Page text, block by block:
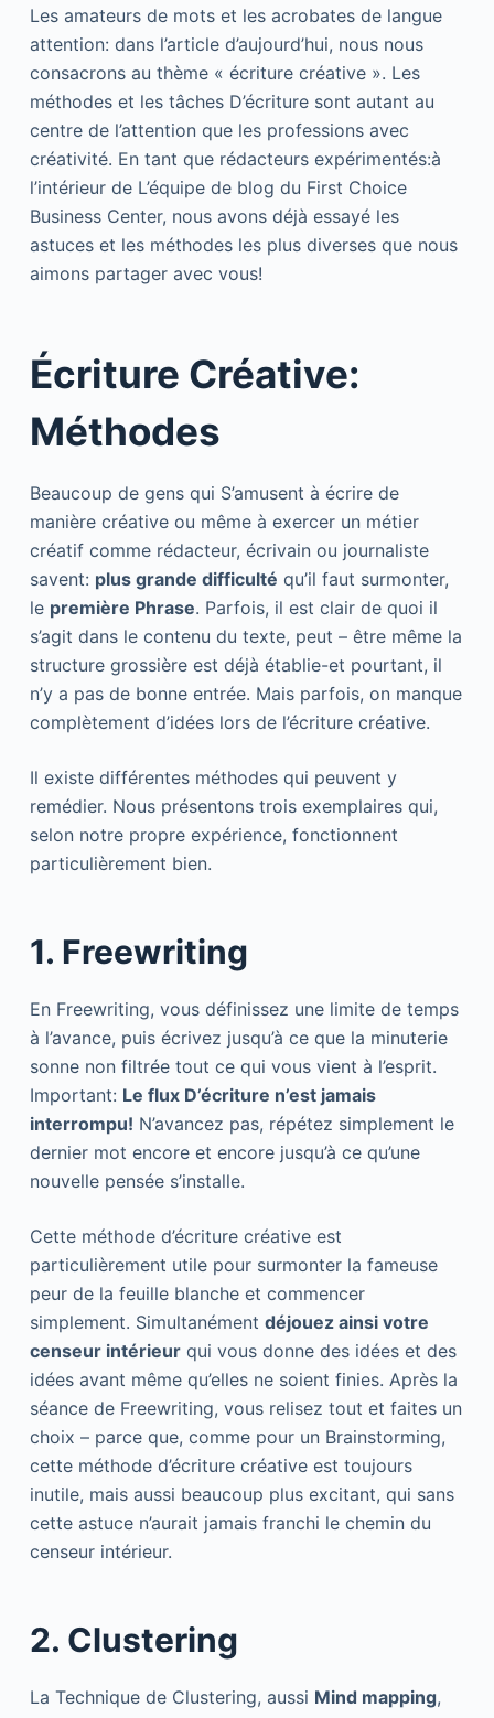
Les amateurs de mots et les acrobates de langue
attention: dans l’article d’aujourd’hui, nous nous
consacrons au thème « écriture créative ». Les
méthodes et les tâches D’écriture sont autant au
centre de l’attention que les professions avec
créativité. En tant que rédacteurs expérimentés:à
l’intérieur de L’équipe de blog du First Choice
Business Center, nous avons déjà essayé les
astuces et les méthodes les plus diverses que nous
aimons partager avec vous!
Écriture Créative:
Méthodes
Beaucoup de gens qui S’amusent à écrire de
manière créative ou même à exercer un métier
créatif comme rédacteur, écrivain ou journaliste
savent: plus grande difficulté qu’il faut surmonter,
le première Phrase. Parfois, il est clair de quoi il
s’agit dans le contenu du texte, peut – être même la
structure grossière est déjà établie-et pourtant, il
n’y a pas de bonne entrée. Mais parfois, on manque
complètement d’idées lors de l’écriture créative.
Il existe différentes méthodes qui peuvent y
remédier. Nous présentons trois exemplaires qui,
selon notre propre expérience, fonctionnent
particulièrement bien.
1. Freewriting
En Freewriting, vous définissez une limite de temps
à l’avance, puis écrivez jusqu’à ce que la minuterie
sonne non filtrée tout ce qui vous vient à l’esprit.
Important: Le flux D’écriture n’est jamais
interrompu! N’avancez pas, répétez simplement le
dernier mot encore et encore jusqu’à ce qu’une
nouvelle pensée s’installe.
Cette méthode d’écriture créative est
particulièrement utile pour surmonter la fameuse
peur de la feuille blanche et commencer
simplement. Simultanément déjouez ainsi votre
censeur intérieurqui vous donne des idées et des
idées avant même qu’elles ne soient finies. Après la
séance de Freewriting, vous relisez tout et faites un
choix – parce que, comme pour un Brainstorming,
cette méthode d’écriture créative est toujours
inutile, mais aussi beaucoup plus excitant, qui sans
cette astuce n’aurait jamais franchi le chemin du
censeur intérieur.
2. Clustering
La Technique de Clustering, aussi Mind mapping,